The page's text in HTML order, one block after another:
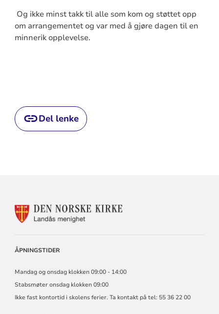
Og ikke minst takk til alle som kom og støttet opp
om arrangementet og var med å gjøre dagen til en
minnerik opplevelse.
Del lenke
KONTAKTINFORMASJON
ÅPNINGSTIDER
Mandag og onsdag klokken 09:00 - 14:00
Stabsmøter onsdag klokken 09:00
Ikke fast kontortid i skolens ferier. Ta kontakt på tel: 55 36 22 00